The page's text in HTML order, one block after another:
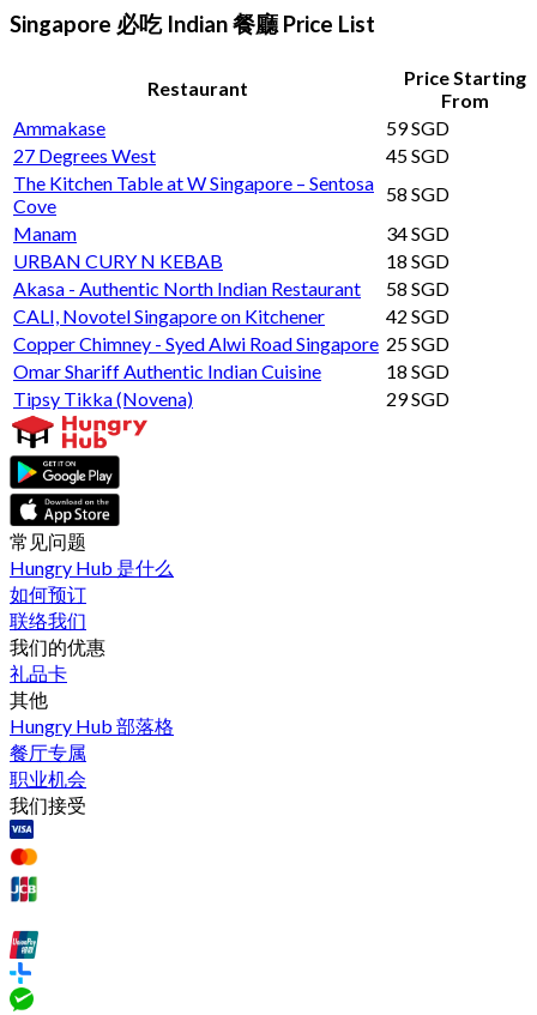
Singapore 必吃 Indian 餐廳 Price List
Restaurant
Price Starting
From
Ammakase
59 SGD
27 Degrees West
45 SGD
The Kitchen Table at W Singapore – Sentosa
Cove
58 SGD
Manam
34 SGD
URBAN CURY N KEBAB
18 SGD
Akasa - Authentic North Indian Restaurant
58 SGD
CALI, Novotel Singapore on Kitchener
42 SGD
Copper Chimney - Syed Alwi Road Singapore 25 SGD
Omar Shariff Authentic Indian Cuisine
18 SGD
Tipsy Tikka (Novena)
29 SGD
常见问题
Hungry Hub 是什么
如何预订
联络我们
我们的优惠
礼品卡
其他
Hungry Hub 部落格
餐厅专属
职业机会
我们接受